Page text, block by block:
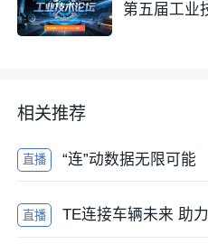
第五届工业
相关推荐
直播 “连”动数据无限可能
直播 TE连接车辆未来 助